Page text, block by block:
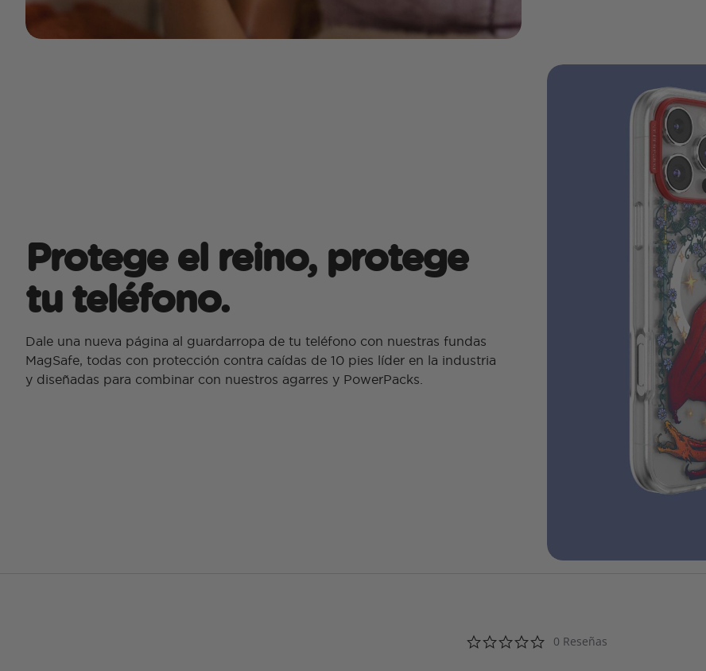
Protege el reino, protege
tu teléfono.
Dale una nueva página al guardarropa de tu teléfono con nuestras fundas
MagSafe, todas con protección contra caídas de 10 pies líder en la industria
y diseñadas para combinar con nuestros agarres y PowerPacks.
0.0 star rating
0 Reseñas